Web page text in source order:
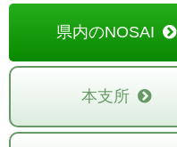
県内のNOSAI
本支所